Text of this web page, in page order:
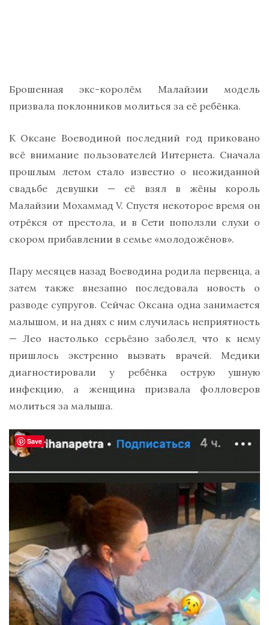
Брошенная экс-королём Малайзии модель
призвала поклонников молиться за её ребёнка.
К Оксане Воеводиной последний год приковано
всё внимание пользователей Интернета. Сначала
прошлым летом стало известно о неожиданной
свадьбе девушки — её взял в жёны король
Малайзии Мохаммад V. Спустя некоторое время он
отрёкся от престола, и в Сети поползли слухи о
скором прибавлении в семье «молодожёнов».
Пару месяцев назад Воеводина родила первенца, а
затем также внезапно последовала новость о
разводе супругов. Сейчас Оксана одна занимается
малышом, и на днях с ним случилась неприятность
— Лео настолько серьёзно заболел, что к нему
пришлось экстренно вызвать врачей. Медики
диагностировали у ребёнка острую ушную
инфекцию, а женщина призвала фолловеров
молиться за малыша.
Save